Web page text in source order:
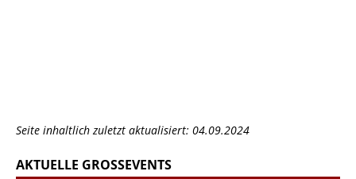
Seite inhaltlich zuletzt aktualisiert: 04.09.2024
AKTUELLE GROSSEVENTS